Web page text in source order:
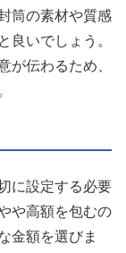
筒の素材や質感
良いでしょう。
が伝わるため、
に設定する必要
や高額を包むの
金額を選びま